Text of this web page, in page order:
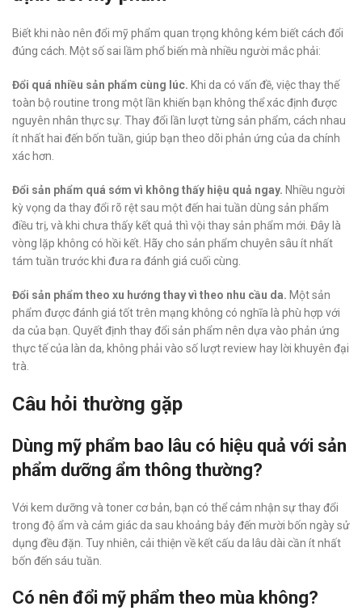
Biết khi nào nên đổi mỹ phẩm quan trọng không kém biết cách đổi
đúng cách. Một số sai lầm phổ biến mà nhiều người mắc phải:
Đổi quá nhiều sản phẩm cùng lúc. Khi da có vấn đề, việc thay thế
toàn bộ routine trong một lần khiến bạn không thể xác định được
nguyên nhân thực sự. Thay đổi lần lượt từng sản phẩm, cách nhau
ít nhất hai đến bốn tuần, giúp bạn theo dõi phản ứng của da chính
xác hơn.
Đổi sản phẩm quá sớm vì không thấy hiệu quả ngay. Nhiều người
kỳ vọng da thay đổi rõ rệt sau một đến hai tuần dùng sản phẩm
điều trị, và khi chưa thấy kết quả thì vội thay sản phẩm mới. Đây là
vòng lặp không có hồi kết. Hãy cho sản phẩm chuyên sâu ít nhất
tám tuần trước khi đưa ra đánh giá cuối cùng.
Đổi sản phẩm theo xu hướng thay vì theo nhu cầu da. Một sản
phẩm được đánh giá tốt trên mạng không có nghĩa là phù hợp với
da của bạn. Quyết định thay đổi sản phẩm nên dựa vào phản ứng
thực tế của làn da, không phải vào số lượt review hay lời khuyên đại
trà.
Câu hỏi thường gặp
Dùng mỹ phẩm bao lâu có hiệu quả với sản
phẩm dưỡng ẩm thông thường?
Với kem dưỡng và toner cơ bản, bạn có thể cảm nhận sự thay đổi
trong độ ẩm và cảm giác da sau khoảng bảy đến mười bốn ngày sử
dụng đều đặn. Tuy nhiên, cải thiện về kết cấu da lâu dài cần ít nhất
bốn đến sáu tuần.
Có nên đổi mỹ phẩm theo mùa không?